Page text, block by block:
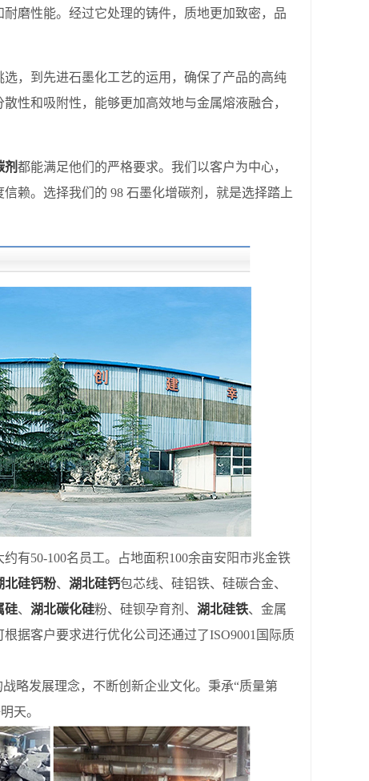
磨性能。经过它处理的铸件，质地更加致密，品
，到先进石墨化工艺的运用，确保了产品的高纯
性和吸附性，能够更加高效地与金属熔液融合，
剂都能满足他们的严格要求。我们以客户为中心，
赖。选择我们的 98 石墨化增碳剂，就是选择踏上
50-100名员工。占地面积100余亩安阳市兆金铁
北硅钙粉、 湖北硅钙包芯线、硅铝铁、硅碳合金、
硅、 湖北碳化硅粉、硅钡孕育剂、 湖北硅铁、金属
据客户要求进行优化公司还通过了ISO9001国际质
略发展理念，不断创新企业文化。秉承“质量第
天。